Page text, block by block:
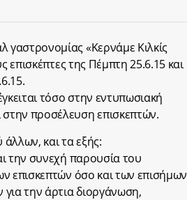
γαστρονομίας «Κερνάμε Κιλκίς
επισκέπτες της Πέμπτη 25.6.15 και
τόσο στην εντυπωσιακή
προσέλευση επισκεπτών.
άλλων, και τα εξής:
την συνεχή παρουσία του
επισκεπτών όσο και των επισήμων
την άρτια διοργάνωση,